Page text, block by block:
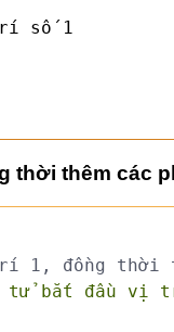
số 1
thời thêm các
1, đồng thời
tử bắt đầu